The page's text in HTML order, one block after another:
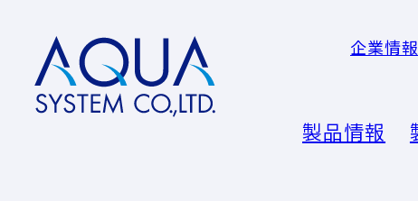
System
CO.LTD
企業情報
製品情報